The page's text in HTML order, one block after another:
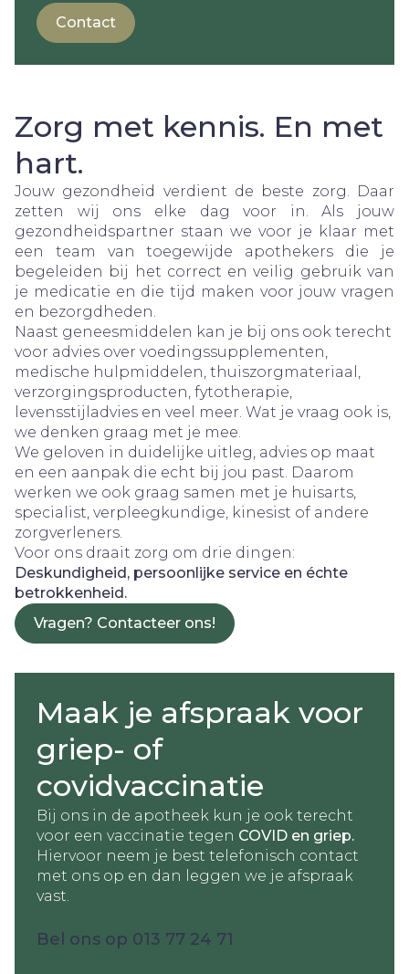
Contact
Zorg met kennis. En met
hart.
Jouw gezondheid verdient de beste zorg. Daar
zetten wij ons elke dag voor in. Als jouw
gezondheidspartner staan we voor je klaar met
een team van toegewijde apothekers die je
begeleiden bij het correct en veilig gebruik van
je medicatie en die tijd maken voor jouw vragen
en bezorgdheden.
Naast geneesmiddelen kan je bij ons ook terecht
voor advies over voedingssupplementen,
medische hulpmiddelen, thuiszorgmateriaal,
verzorgingsproducten, fytotherapie,
levensstijladvies en veel meer. Wat je vraag ook is,
we denken graag met je mee.
We geloven in duidelijke uitleg, advies op maat
en een aanpak die echt bij jou past. Daarom
werken we ook graag samen met je huisarts,
specialist, verpleegkundige, kinesist of andere
zorgverleners.
Voor ons draait zorg om drie dingen:
Deskundigheid, persoonlijke service en échte
betrokkenheid.
Vragen? Contacteer ons!
Maak je afspraak voor
griep- of
covidvaccinatie
Bij ons in de apotheek kun je ook terecht
voor een vaccinatie tegen COVID en griep.
Hiervoor neem je best telefonisch contact
met ons op en dan leggen we je afspraak
vast.
Bel ons op 013 77 24 71